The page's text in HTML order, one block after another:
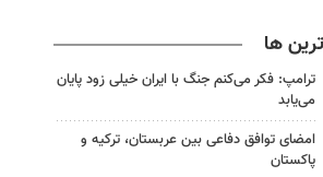
ها
ترامپ: فکر می‌کنم جنگ با ایران خیلی زود پایان
می‌یابد
امضای توافق دفاعی بین عربستان، ترکیه و
پاکستان